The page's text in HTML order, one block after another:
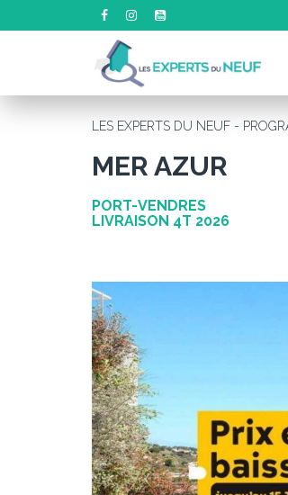
LES EXPERTS DU NEUF -
MER AZUR
PORT-VENDRES
LIVRAISON 4T 2026